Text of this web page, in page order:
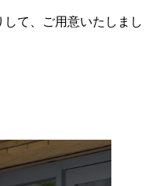
て、ご用意いたしまし